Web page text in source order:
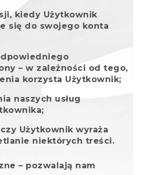
kiedy Użytkownik
się do swojego konta
– w zależności od tego,
korzysta Użytkownik;
naszych usług
Użytkownik wyraża
niektórych treści.
– pozwalają nam